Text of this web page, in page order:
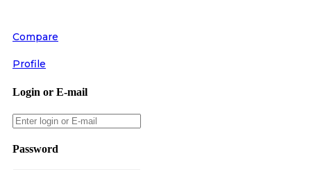
Compare
Profile
Login or E-mail
Password